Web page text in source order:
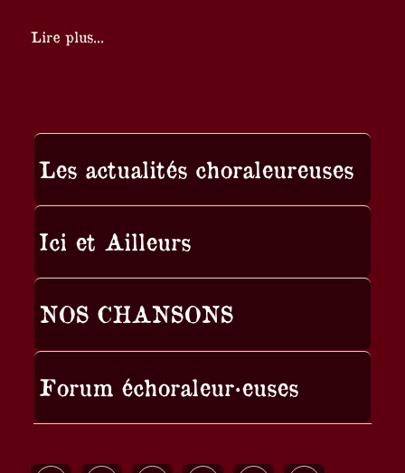
Lire plus...
Les actualités choraleureuses
Ici et Ailleurs
NOS CHANSONS
Forum échoraleur·euses